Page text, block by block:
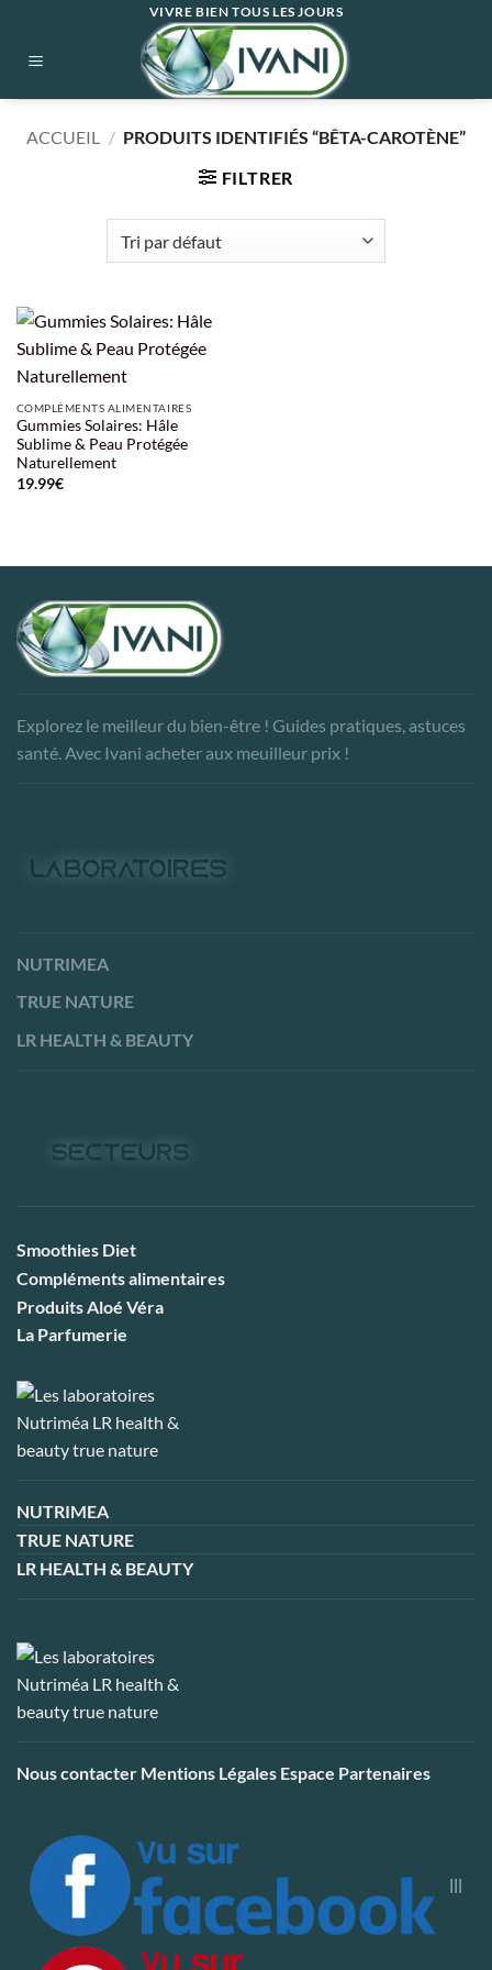
contenu
VIVRE BIEN TOUS LES JOURS
ACCUEIL / PRODUITS IDENTIFIÉS “BÊTA-CAROTÈNE”
FILTRER
COMPLÉMENTS ALIMENTAIRES
Gummies Solaires: Hâle
Sublime & Peau Protégée
Naturellement
19.99€
Explorez le meilleur du bien-être ! Guides pratiques, astuces
santé. Avec Ivani acheter aux meuilleur prix !
NUTRIMEA
TRUE NATURE
LR HEALTH & BEAUTY
Smoothies Diet
Compléments alimentaires
Produits Aloé Véra
La Parfumerie
NUTRIMEA
TRUE NATURE
LR HEALTH & BEAUTY
Nous contacter Mentions Légales Espace Partenaires
|||